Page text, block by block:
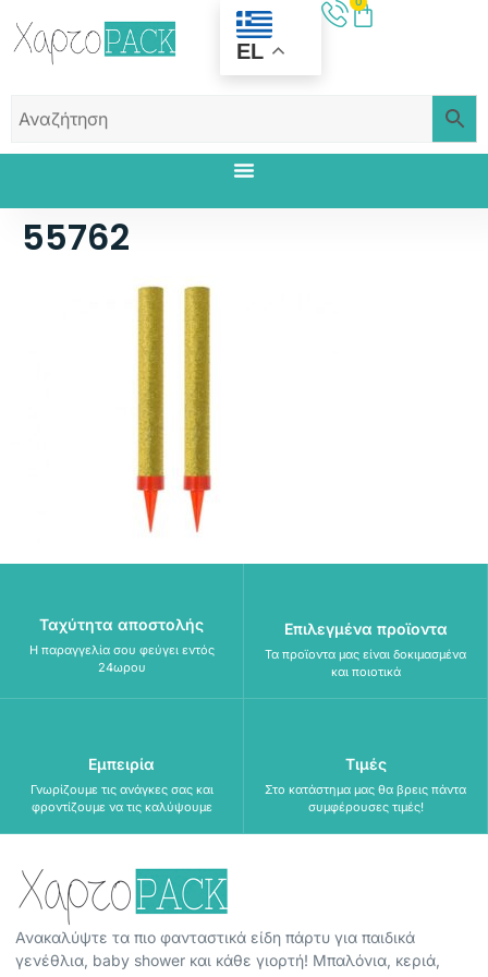
EL
55762
Ταχύτητα αποστολής
Η παραγγελία σου φεύγει εντός
24ωρου
Επιλεγμένα προϊοντα
Τα προϊοντα μας είναι δοκιμασμένα
και ποιοτικά
Εμπειρία
Γνωρίζουμε τις ανάγκες σας και
φροντίζουμε να τις καλύψουμε
Τιμές
Στο κατάστημα μας θα βρεις πάντα
συμφέρουσες τιμές!
Ανακαλύψτε τα πιο φανταστικά είδη πάρτυ για παιδικά
γενέθλια, baby shower και κάθε γιορτή! Μπαλόνια, κεριά,